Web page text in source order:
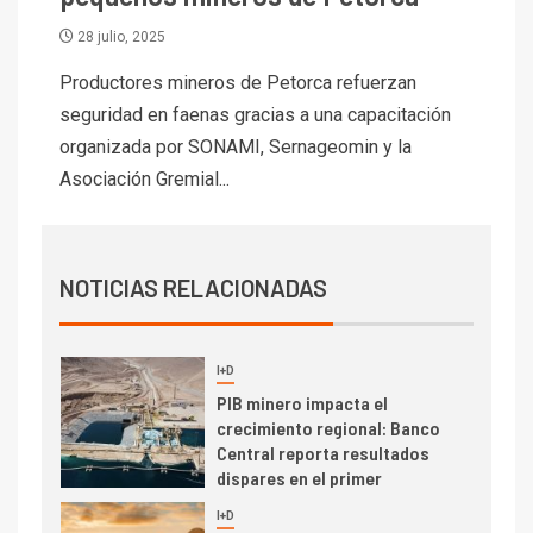
28 julio, 2025
Productores mineros de Petorca refuerzan
seguridad en faenas gracias a una capacitación
organizada por SONAMI, Sernageomin y la
Asociación Gremial...
NOTICIAS RELACIONADAS
1 I+D
Codelco Ventanas prueba
camión 100% eléctrico para
transportar cátodos al Puerto
de San Antonio
Producción minera en mayo de
2026 cae 10,6%
3 I+D
PIB minero impacta el
crecimiento regional: Banco
Central reporta resultados
dispares en el primer
4 I+D